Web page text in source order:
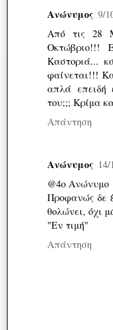
Ανώνυμος 9/
Από τις 28
Οκτώβριο!!!
Καστοριά...
φαίνεται!!!
απλά επειδή
του;;; Κρίμα
Απάντηση
Ανώνυμος
@4ο Ανώνυμο
Προφανώς δε
θολώνει, όχι
"Εν τιμή"
Απάντηση